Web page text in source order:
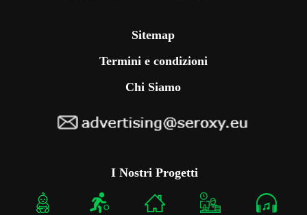
Sitemap
Termini e condizioni
Chi Siamo
I Nostri Progetti